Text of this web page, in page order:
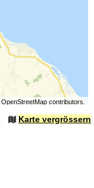
OpenStreetMapcontributors.
Karte vergrössern